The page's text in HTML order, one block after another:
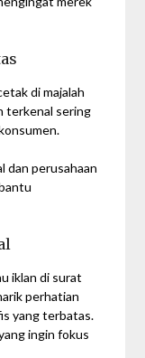
di majalah
terkenal sering
dan perusahaan
iklan di surat
perhatian
yang terbatas.
ingin fokus